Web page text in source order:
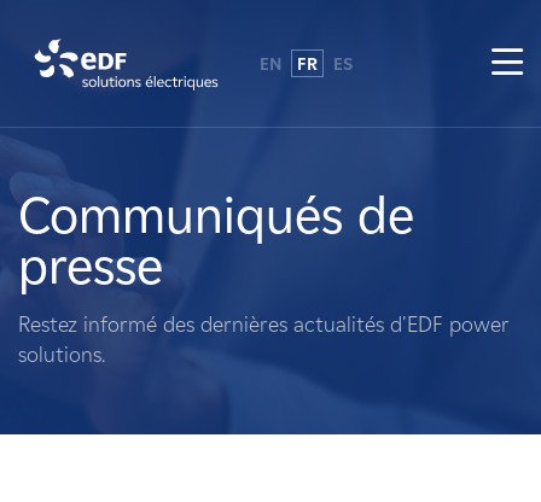
A propos de nous
Ce que nous faisons
Propriétaires fonciers
EN FR ES
Communiqués de
presse
Restez informé des dernières actualités d'EDF power
solutions.